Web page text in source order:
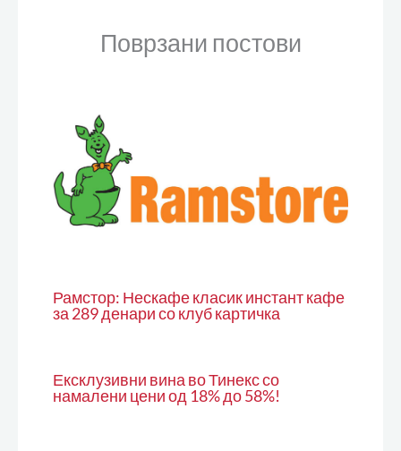
Поврзани постови
Рамстор: Нескафе класик инстант кафе
за 289 денари со клуб картичка
Ексклузивни вина во Тинекс со
намалени цени од 18% до 58%!